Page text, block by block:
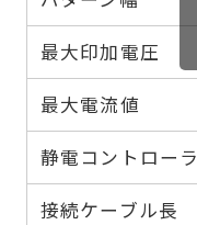
最大印加電圧
最大電流値
静電コントローラ
接続ケーブル長